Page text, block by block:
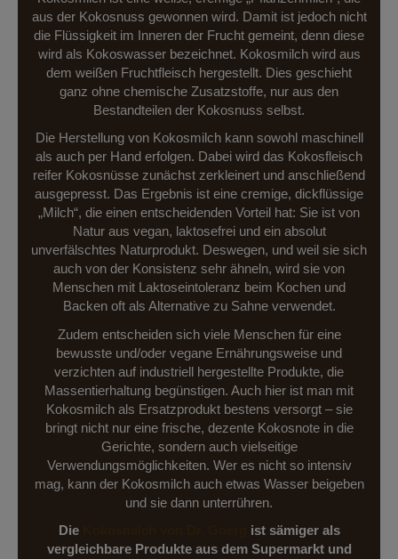
aus der Kokosnuss gewonnen wird. Damit ist jedoch nicht
die Flüssigkeit im Inneren der Frucht gemeint, denn diese
wird als Kokoswasser bezeichnet. Kokosmilch wird aus
dem weißen Fruchtfleisch hergestellt. Dies geschieht
ganz ohne chemische Zusatzstoffe, nur aus den
Bestandteilen der Kokosnuss selbst.
Die Herstellung von Kokosmilch kann sowohl maschinell
als auch per Hand erfolgen. Dabei wird das Kokosfleisch
reifer Kokosnüsse zunächst zerkleinert und anschließend
ausgepresst. Das Ergebnis ist eine cremige, dickflüssige
„Milch“, die einen entscheidenden Vorteil hat: Sie ist von
Natur aus vegan, laktosefrei und ein absolut
unverfälschtes Naturprodukt. Deswegen, und weil sie sich
auch von der Konsistenz sehr ähneln, wird sie von
Menschen mit Laktoseintoleranz beim Kochen und
Backen oft als Alternative zu Sahne verwendet.
Zudem entscheiden sich viele Menschen für eine
bewusste und/oder vegane Ernährungsweise und
verzichten auf industriell hergestellte Produkte, die
Massentierhaltung begünstigen. Auch hier ist man mit
Kokosmilch als Ersatzprodukt bestens versorgt – sie
bringt nicht nur eine frische, dezente Kokosnote in die
Gerichte, sondern auch vielseitige
Verwendungsmöglichkeiten. Wer es nicht so intensiv
mag, kann der Kokosmilch auch etwas Wasser beigeben
und sie dann unterrühren.
Die
ist sämiger als
vergleichbare Produkte aus dem Supermarkt und